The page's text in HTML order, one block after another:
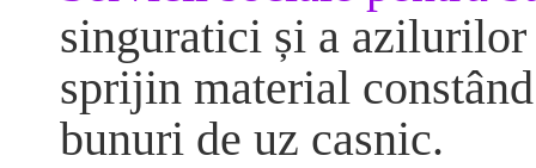
singuratici și a
sprijin material
bunuri de uz casnic.